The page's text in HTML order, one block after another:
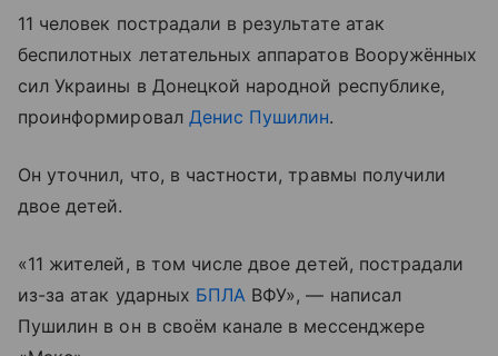
11 человек пострадали в результате атак
беспилотных летательных аппаратов Вооружённых
сил Украины в Донецкой народной республике,
проинформировал Денис Пушилин.
Он уточнил, что, в частности, травмы получили
двое детей.
«11 жителей, в том числе двое детей, пострадали
из-за атак ударных БПЛА ВФУ», — написал
Пушилин в он в своём канале в мессенджере